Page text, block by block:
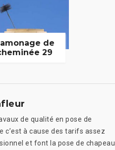
de
29
de qualité en pose de
c’est à cause des tarifs assez
et font la pose de chapeau